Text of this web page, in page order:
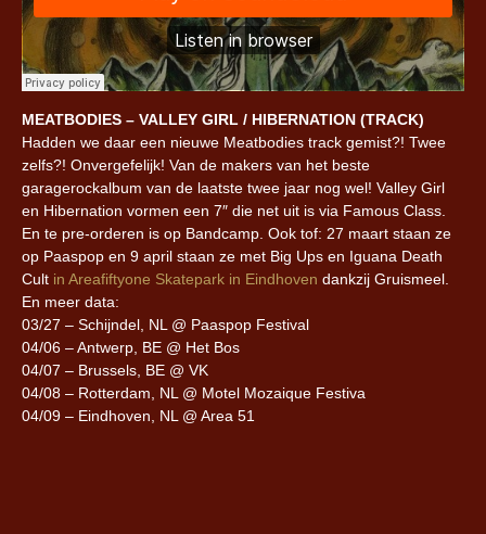
MEATBODIES – VALLEY GIRL / HIBERNATION (TRACK)
Hadden we daar een nieuwe Meatbodies track gemist?! Twee
zelfs?! Onvergefelijk! Van de makers van het beste
garagerockalbum van de laatste twee jaar nog wel! Valley Girl
en Hibernation vormen een 7″ die net uit is via Famous Class.
En te pre-orderen is op Bandcamp. Ook tof: 27 maart staan ze
op Paaspop en 9 april staan ze met Big Ups en Iguana Death
Cult in Areafiftyone Skatepark in Eindhoven dankzij Gruismeel.
En meer data:
03/27 – Schijndel, NL @ Paaspop Festival
04/06 – Antwerp, BE @ Het Bos
04/07 – Brussels, BE @ VK
04/08 – Rotterdam, NL @ Motel Mozaique Festiva
04/09 – Eindhoven, NL @ Area 51